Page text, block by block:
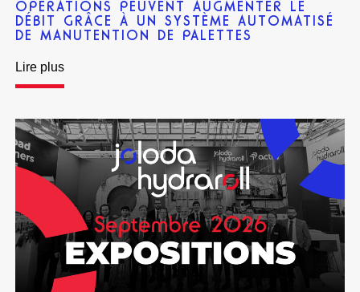
OPÉRATIONS PEUVENT AUGMENTER LE
DÉBIT GRÂCE À UN SYSTÈME AUTOMATISÉ
DE MANUTENTION DE PALETTES
Lire plus